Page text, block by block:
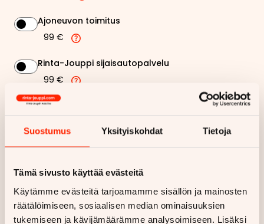
Suostumus Yksityiskohdat Tietoja
Tämä sivusto käyttää evästeitä
Käytämme evästeitä tarjoamamme sisällön ja mainosten
räätälöimiseen, sosiaalisen median ominaisuuksien
tukemiseen ja kävijämäärämme analysoimiseen. Lisäksi
Ajoneuvon toimitus
99 €
Rinta-Jouppi sijaisautopalvelu
99 €
Kuukausierä 273,08 €
Haluan myös tarjouksen vakuutuksesta
Hae rahoitustarjous